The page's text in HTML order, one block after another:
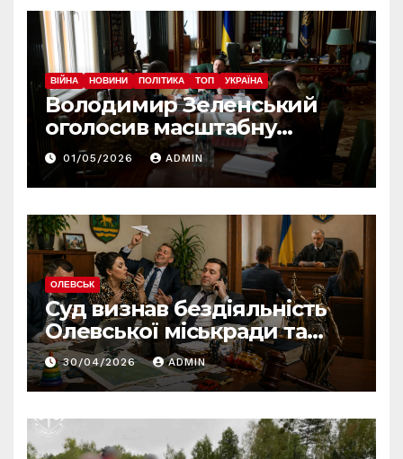
ВІЙНА НОВИНИ ПОЛІТИКА ТОП УКРАЇНА
Володимир Зеленський
оголосив масштабну
реформу армії: що
зміниться вже з червня
01/05/2026 ADMIN
ОЛЕВСЬК
Суд визнав бездіяльність
Олевської міськради та
зобов’язав усунути
порушення
30/04/2026 ADMIN